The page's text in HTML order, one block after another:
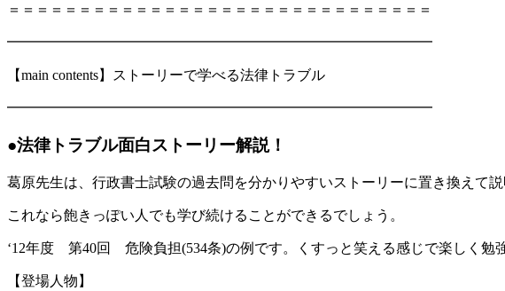
＝＝＝＝＝＝＝＝＝＝＝＝＝＝＝＝＝＝＝＝＝＝＝＝＝＝＝＝＝＝
━━━━━━━━━━━━━━━━━━━━━━━━━━━━━━
【main contents】ストーリーで学べる法律トラブル
━━━━━━━━━━━━━━━━━━━━━━━━━━━━━━
●法律トラブル面白ストーリー解説！
葛原先生は、行政書士試験の過去問を分かりやすいストーリーに置き換えて説
これなら飽きっぽい人でも学び続けることができるでしょう。
‘12年度 第40回 危険負担(534条)の例です。くすっと笑える感じで楽しく勉
【登場人物】